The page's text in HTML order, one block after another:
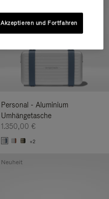
Personal - Aluminium
Umhängetasche
1.350,00 €
+2
Neuheit
Akzeptieren und Fortfahren